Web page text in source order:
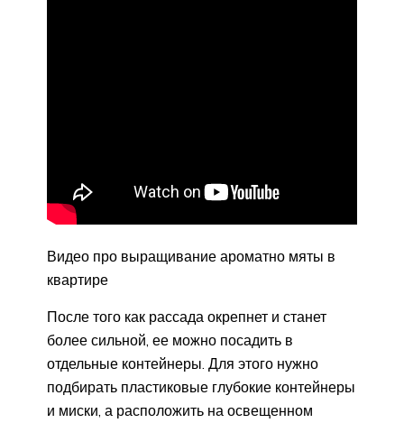
Видео про выращивание ароматно мяты в
квартире
После того как рассада окрепнет и станет
более сильной, ее можно посадить в
отдельные контейнеры. Для этого нужно
подбирать пластиковые глубокие контейнеры
и миски, а расположить на освещенном